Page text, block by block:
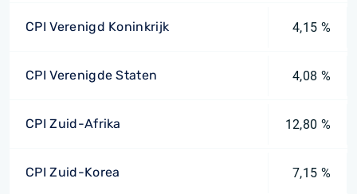
CPI Verenigd Koninkrijk 4,15 %
CPI Verenigde Staten 4,08 %
CPI Zuid-Afrika 12,80 %
CPI Zuid-Korea 7,15 %